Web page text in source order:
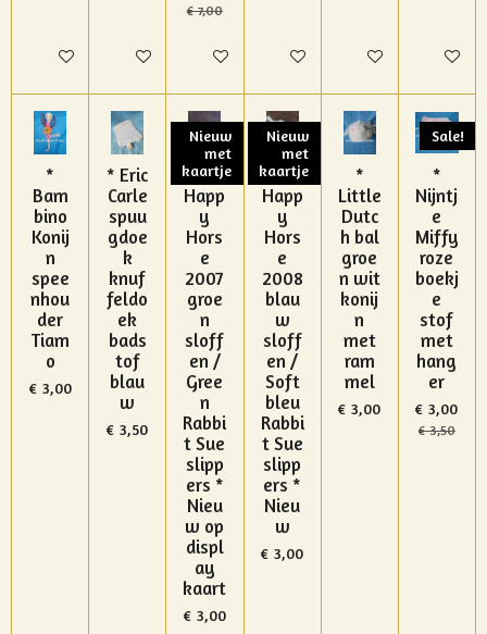
In winkelwagenIn winkelwagen
€ 7,00
In winkelwagenIn winkelwagenIn winkelwagen
In
*
Bam
bino
Konij
n
spee
nhou
der
Tiam
o
€ 3,00
* Eric
Carle
spuu
gdoe
k
knuf
feldo
ek
bads
tof
blau
w
€ 3,50
Nieuw
met
kaartje
*
Happ
y
Hors
e
2007
groe
n
sloff
en /
Gree
n
Rabbi
t Sue
slipp
ers *
Nieu
w op
displ
ay
kaart
€ 3,00
Nieuw
met
kaartje
*
Happ
y
Hors
e
2008
blau
w
sloff
en /
Soft
bleu
Rabbi
t Sue
slipp
ers *
Nieu
w
€ 3,00
*
Little
Dutc
h bal
groe
n wit
konij
n
met
ram
mel
€ 3,00
Sale!
*
Nijntj
e
Miffy
roze
boekj
e
stof
met
hang
er
€ 3,00
€ 3,50